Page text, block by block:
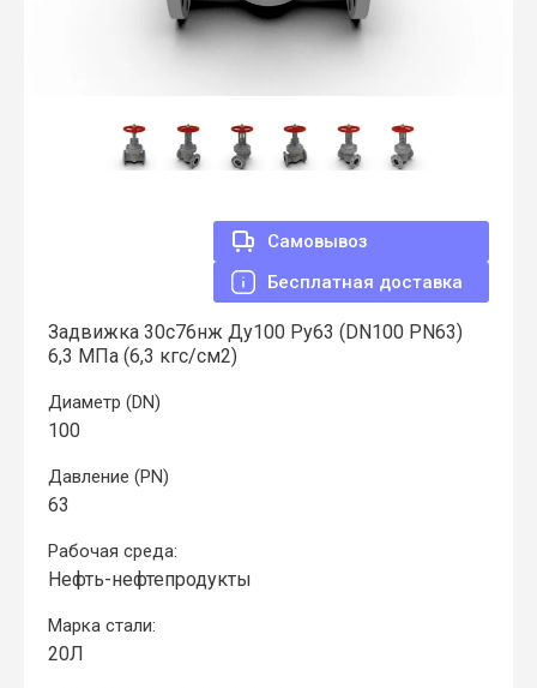
Самовывоз
Бесплатная доставка
Задвижка 30с76нж Ду100 Ру63 (DN100 PN63)
6,3 МПа (6,3 кгс/см2)
Диаметр (DN)
100
Давление (PN)
63
Рабочая среда:
Нефть-нефтепродукты
Марка стали:
20Л